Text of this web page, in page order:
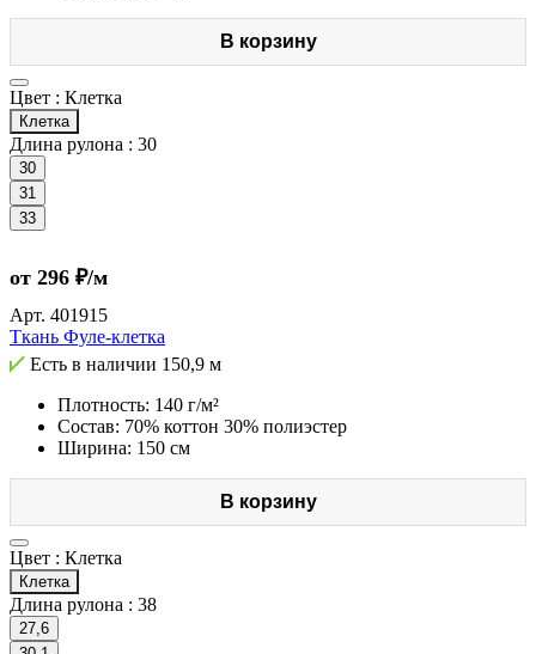
В корзину
Цвет : Клетка
Клетка
Длина рулона : 30
30
31
33
от 296 ₽/м
Арт. 401915
Ткань Фуле-клетка
Есть в наличии 150,9 м
Плотность: 140 г/м²
Состав: 70% коттон 30% полиэстер
Ширина: 150 см
В корзину
Цвет : Клетка
Клетка
Длина рулона : 38
27,6